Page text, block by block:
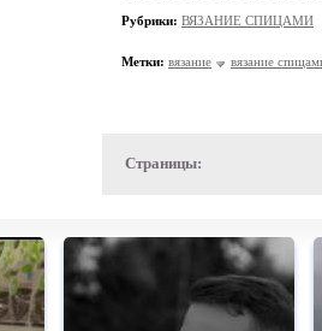
Рубрики: ВЯЗАНИЕ СПИЦАМИ
Метки: вязание вязание
Страницы: